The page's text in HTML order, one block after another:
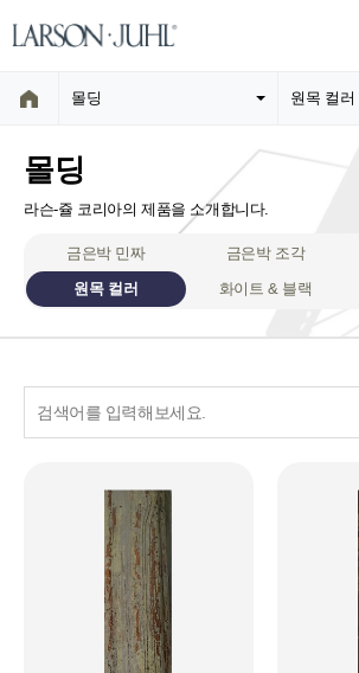
몰딩 원목 컬러
몰딩
라슨-쥴 코리아의 제품을 소개합니다.
금은박 민짜 금은박 조각
원목 컬러
화이트 & 블랙